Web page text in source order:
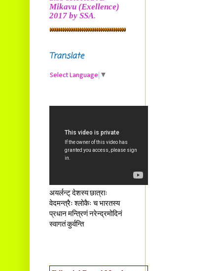
Mikavu (Exellence)
2017 by SSA.
Translate
Select Language ▼
अयर्लन्ट् देशस्य छात्राः
वेदमन्त्रैः श्लोकैः च भारतस्य
प्रधान मन्त्रिणं नरेन्द्रमोदिनं
स्वागतं कुर्वन्ति